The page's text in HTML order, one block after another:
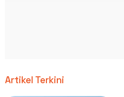
Artikel Terkini